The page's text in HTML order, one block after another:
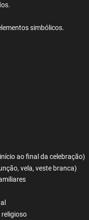
simbólicos.
ao final da celebração)
vela, veste branca)
religioso